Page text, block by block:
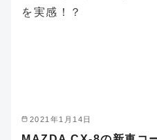
2021年1月14日